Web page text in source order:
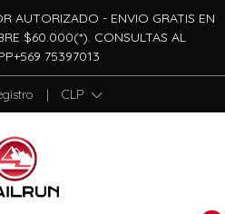
AUTORIZADO - ENVIO GRATIS EN
$60.000(*). CONSULTAS AL
75397013
| CLP